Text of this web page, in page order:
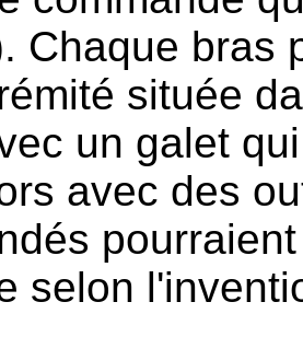
Chaque bras
située
un galet
avec des
selon